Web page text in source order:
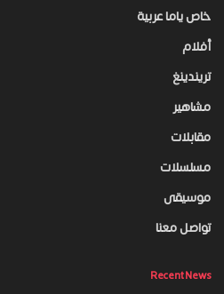
خاص ياما عربية
أفلام
تريندينغ
مشاهير
مقابلات
مسلسلات
موسيقى
تواصل معنا
Recent News